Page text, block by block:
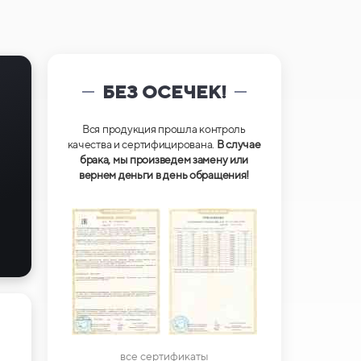
БЕЗ ОСЕЧЕК!
Вся продукция прошла контроль
качества и сертифицирована. В случае
брака, мы произведем замену или
вернем деньги в день обращения!
все сертификаты